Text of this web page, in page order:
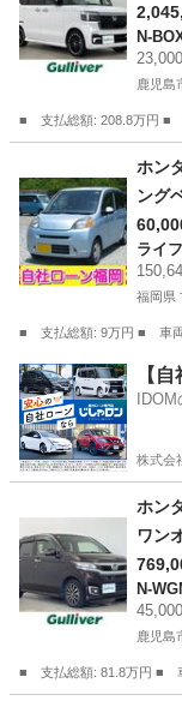
セグ
ア ホ
ー
フ
1）
N-
鹿児島
■ 支払総額: 208.8万円 ■
鹿児島市ホン
ング
9.4）
ライフ
福岡県
■ 支払総額: 9万円 ■ 車
福岡 古賀市 ライ
【
株式会
ホン
ワン
ルト
トッ
レ
N-
鹿児島
■ 支払総額: 81.8万円 ■